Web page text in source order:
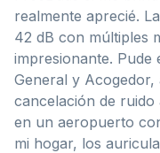
realmente aprecié.
42 dB con múltiples
impresionante.
General y Acogedor,
cancelación de ruido
en un aeropuerto
mi hogar, los